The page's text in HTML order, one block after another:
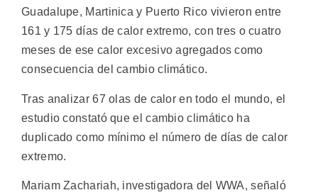
Guadalupe, Martinica y Puerto Rico vivieron entre
161 y 175 días de calor extremo, con tres o cuatro
meses de ese calor excesivo agregados como
consecuencia del cambio climático.
Tras analizar 67 olas de calor en todo el mundo, el
estudio constató que el cambio climático ha
duplicado como mínimo el número de días de calor
extremo.
Mariam Zachariah, investigadora del WWA, señaló